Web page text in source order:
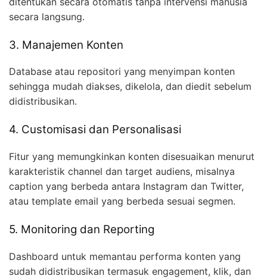
secara langsung.
3. Manajemen Konten
Database atau repositori yang menyimpan konten
sehingga mudah diakses, dikelola, dan diedit sebelum
didistribusikan.
4. Customisasi dan Personalisasi
Fitur yang memungkinkan konten disesuaikan menurut
karakteristik channel dan target audiens, misalnya
caption yang berbeda antara Instagram dan Twitter,
atau template email yang berbeda sesuai segmen.
5. Monitoring dan Reporting
Dashboard untuk memantau performa konten yang
sudah didistribusikan termasuk engagement, klik, dan